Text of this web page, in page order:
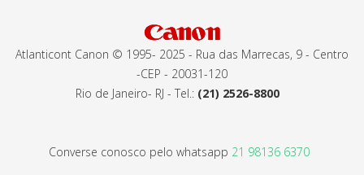
Atlanticont Canon © 1995- 2025 - Rua das Marrecas, 9 - Centro
-CEP - 20031-120
Rio de Janeiro- RJ - Tel.:(21) 2526-8800
Converse conosco pelo whatsapp 21 98136 6370